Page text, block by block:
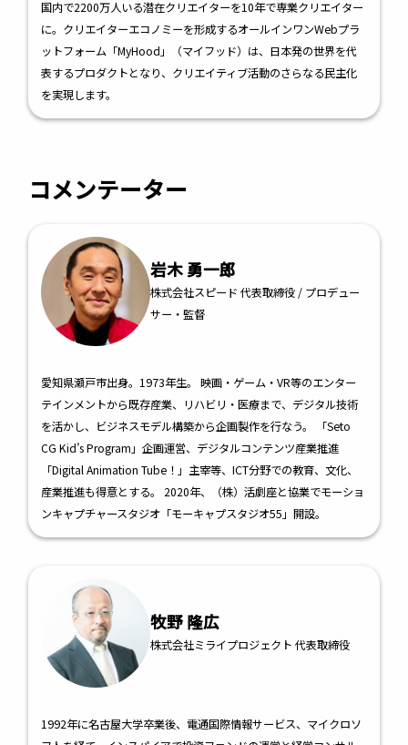
国内で2200万人いる潜在クリエイターを10年で専業クリエイター
に。クリエイターエコノミーを形成するオールインワンWebプラ
ットフォーム「MyHood」（マイフッド）は、日本発の世界を代
表するプロダクトとなり、クリエイティブ活動のさらなる民主化
を実現します。
コメンテーター
岩木 勇一郎
株式会社スピード 代表取締役 / プロデュー
サー・監督
愛知県瀬戸市出身。1973年生。 映画・ゲーム・VR等のエンター
テインメントから既存産業、リハビリ・医療まで、デジタル技術
を活かし、ビジネスモデル構築から企画製作を行なう。 「Seto
CG Kid’s Program」企画運営、デジタルコンテンツ産業推進
「Digital Animation Tube！」主宰等、ICT分野での教育、文化、
産業推進も得意とする。 2020年、（株）活劇座と協業でモーショ
ンキャプチャースタジオ「モーキャプスタジオ55」開設。
牧野 隆広
株式会社ミライプロジェクト 代表取締役
1992年に名古屋大学卒業後、電通国際情報サービス、マイクロソ